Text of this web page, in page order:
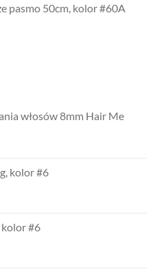
pasmo 50cm, kolor #60A
włosów 8mm Hair Me
kolor #6
kolor #6